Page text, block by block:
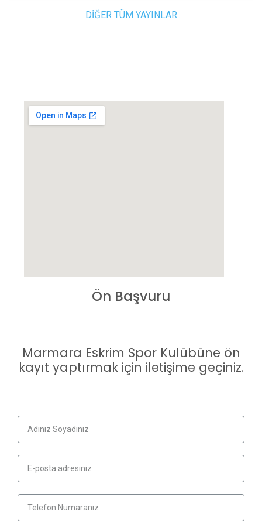
DİĞER TÜM YAYINLAR
Ön Başvuru
Marmara Eskrim Spor Kulübüne ön
kayıt yaptırmak için iletişime geçiniz.